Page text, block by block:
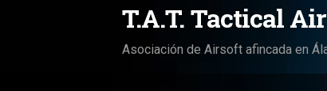
T.A.T. Tactical
Asociación de Airsoft afincada en